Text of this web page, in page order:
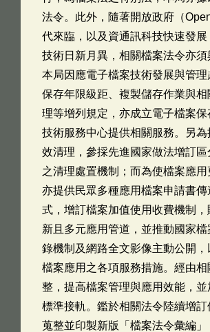
法令。此外，隨著開放政府（
代來臨，以及資通訊科技快速發展
技術日新月異，相關檔案法令亦須
本局因應電子檔案技術發展與管
保存年限級距、複製儲存作業與相
理等增列規定，亦成立電子檔案
技術服務中心提供相關服務。另
效清理，參採先進國家做法增訂區
之清理處置機制；而為使檔案應用
亦提供民眾多種應用檔案申請書
式，增訂檔案加值使用收費機制，
新且多元應用管道，並推動國家
錄機制及網路全文影像主動公開，
檔案應用之各項服務措施。經由相
整，提高檔案管理與應用效能，
標準接軌。鑑於相關法令陸續增
蒐整並印製新版「檔案法令彙編」